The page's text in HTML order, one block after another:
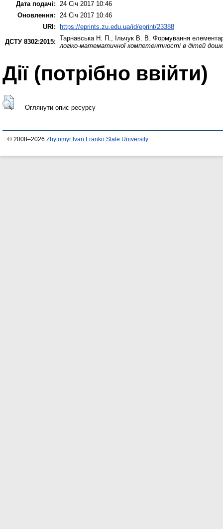
Дата подачі: 24 Січ 2017 10:46
Оновлення: 24 Січ 2017 10:46
URI:
https://eprints.zu.edu.ua/id/eprint/23388
ДСТУ 8302:2015: Тарнавська Н. П., Ільчук В. В. Формування
логіко-математичної компетентності в дітей
Дії ​​(потрібно ввійти)
Оглянути опис ресурсу
© 2008–2026 Zhytomyr Ivan Franko State University